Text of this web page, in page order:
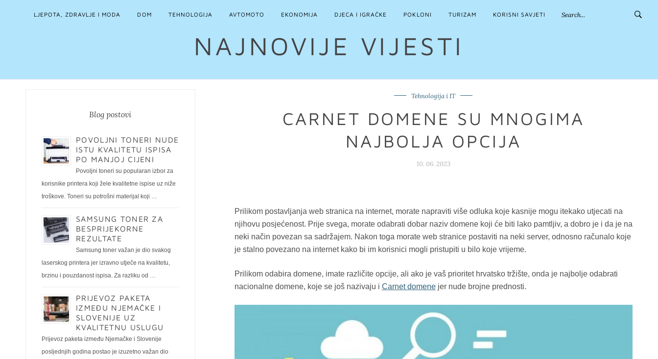
LJEPOTA, ZDRAVLJE I MODA DOM TEHNOLOGIJA AVTOMOTO EKONOMIJA DJECA I IGRAČKE POKLONI TURIZAM KORISNI SAVJETI
NAJNOVIJE VIJESTI
Tehnologija i IT
CARNET DOMENE SU MNOGIMA
NAJBOLJA OPCIJA
10. 06. 2023
Prilikom postavljanja web stranica na internet, morate napraviti više odluka koje kasnije mogu itekako utjecati na
njihovu posjećenost. Prije svega, morate odabrati dobar naziv domene koji će biti lako pamtljiv, a dobro je i da je na
neki način povezan sa sadržajem. Nakon toga morate web stranice postaviti na neki server, odnosno računalo koje
je stalno povezano na internet kako bi im korisnici mogli pristupiti u bilo koje vrijeme.
Prilikom odabira domene, imate različite opcije, ali ako je vaš prioritet hrvatsko tržište, onda je najbolje odabrati
nacionalne domene, koje se još nazivaju i Carnet domenejer nude brojne prednosti.
Blog postovi
POVOLJNI TONERI NUDE
ISTU KVALITETU ISPISA
PO MANJOJ CIJENI
Povoljni toneri su popularan izbor za
korisnike printera koji žele kvalitetne ispise uz niže
troškove. Toneri su potrošni materijal koji …
SAMSUNG TONER ZA
BESPRIJEKORNE
REZULTATE
Samsung toner važan je dio svakog
laserskog printera jer izravno utječe na kvalitetu,
brzinu i pouzdanost ispisa. Za razliku od …
PRIJEVOZ PAKETA
IZMEĐU NJEMAČKE I
SLOVENIJE UZ
KVALITETNU USLUGU
Prijevoz paketa između Njemačke i Slovenije
posljednjih godina postao je izuzetno važan dio